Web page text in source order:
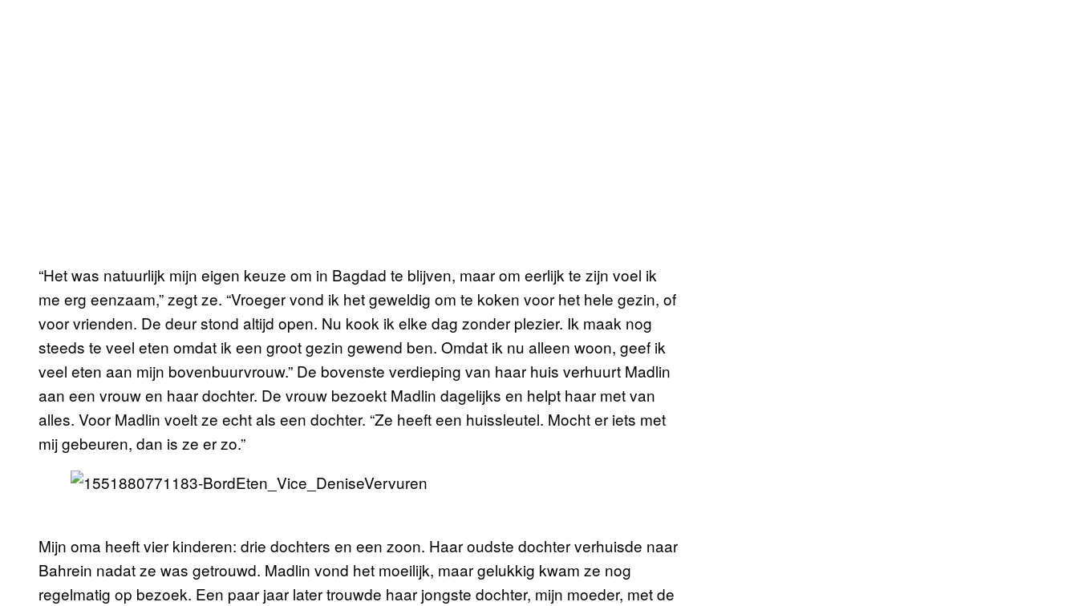
“Het was natuurlijk mijn eigen keuze om in Bagdad te blijven, maar om eerlijk te zijn voel ik
me erg eenzaam,” zegt ze. “Vroeger vond ik het geweldig om te koken voor het hele gezin, of
voor vrienden. De deur stond altijd open. Nu kook ik elke dag zonder plezier. Ik maak nog
steeds te veel eten omdat ik een groot gezin gewend ben. Omdat ik nu alleen woon, geef ik
veel eten aan mijn bovenbuurvrouw.” De bovenste verdieping van haar huis verhuurt Madlin
aan een vrouw en haar dochter. De vrouw bezoekt Madlin dagelijks en helpt haar met van
alles. Voor Madlin voelt ze echt als een dochter. “Ze heeft een huissleutel. Mocht er iets met
mij gebeuren, dan is ze er zo.”
Mijn oma heeft vier kinderen: drie dochters en een zoon. Haar oudste dochter verhuisde naar
Bahrein nadat ze was getrouwd. Madlin vond het moeilijk, maar gelukkig kwam ze nog
regelmatig op bezoek. Een paar jaar later trouwde haar jongste dochter, mijn moeder, met de